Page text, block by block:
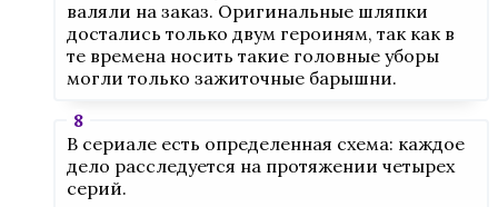
валяли на заказ. Оригинальные шляпки
достались только двум героиням, так как в
те времена носить такие головные уборы
могли только зажиточные барышни.
В сериале есть определенная схема: каждое
дело расследуется на протяжении четырех
серий.